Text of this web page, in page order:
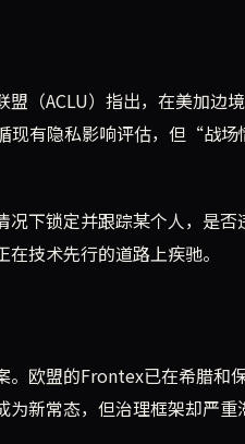
（ACLU）指出，在美加边
现有隐私影响评估，但“战场
下锁定并跟踪某个人，是否
技术先行的道路上疾驰。
。欧盟的Frontex已在希腊和
新常态，但治理框架却严重